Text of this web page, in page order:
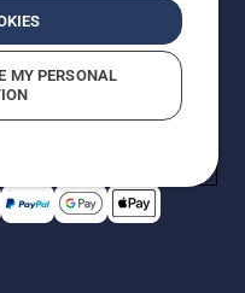
moms), medmindre
personlige oplysninger
overtrædelser
MY PERSONAL